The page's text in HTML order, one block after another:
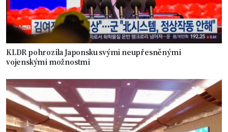
KLDR pohrozila Japonsku svými neupřesněnými
vojenskými možnostmi